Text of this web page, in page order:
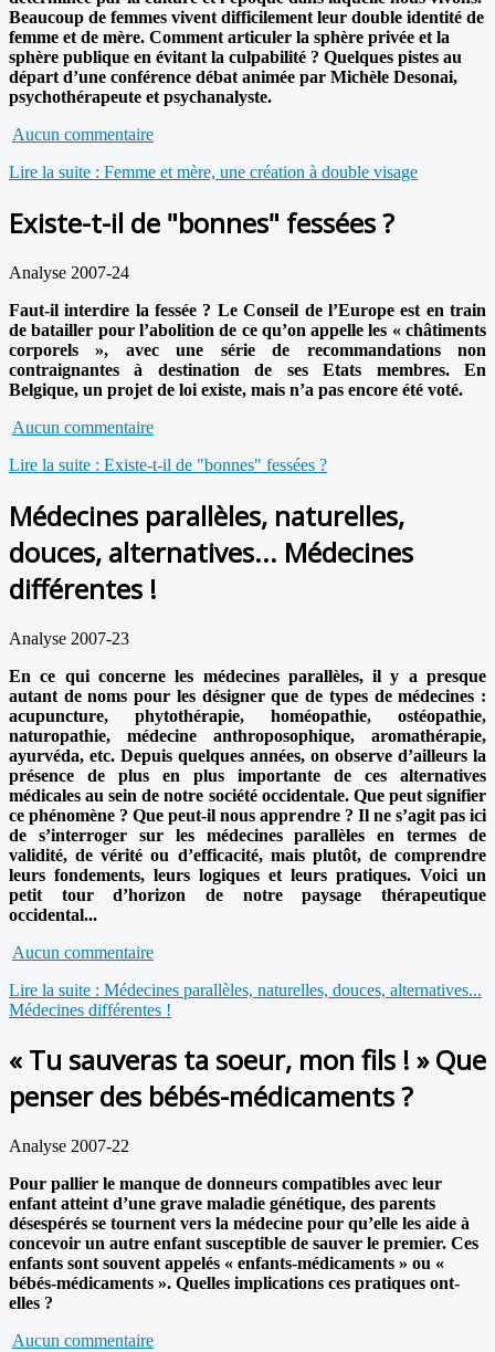
Beaucoup de femmes vivent difficilement leur double identité de
femme et de mère. Comment articuler la sphère privée et la
sphère publique en évitant la culpabilité ? Quelques pistes au
départ d’une conférence débat animée par Michèle Desonai,
psychothérapeute et psychanalyste.
Aucun commentaire
Lire la suite : Femme et mère, une création à double visage
Existe-t-il de "bonnes" fessées ?
Analyse 2007-24
Faut-il interdire la fessée ? Le Conseil de l’Europe est en train
de batailler pour l’abolition de ce qu’on appelle les « châtiments
corporels », avec une série de recommandations non
contraignantes à destination de ses Etats membres. En
Belgique, un projet de loi existe, mais n’a pas encore été voté.
Aucun commentaire
Lire la suite : Existe-t-il de "bonnes" fessées ?
Médecines parallèles, naturelles,
douces, alternatives... Médecines
différentes !
Analyse 2007-23
En ce qui concerne les médecines parallèles, il y a presque
autant de noms pour les désigner que de types de médecines :
acupuncture, phytothérapie, homéopathie, ostéopathie,
naturopathie, médecine anthroposophique, aromathérapie,
ayurvéda, etc. Depuis quelques années, on observe d’ailleurs la
présence de plus en plus importante de ces alternatives
médicales au sein de notre société occidentale. Que peut signifier
ce phénomène ? Que peut-il nous apprendre ? Il ne s’agit pas ici
de s’interroger sur les médecines parallèles en termes de
validité, de vérité ou d’efficacité, mais plutôt, de comprendre
leurs fondements, leurs logiques et leurs pratiques. Voici un
petit tour d’horizon de notre paysage thérapeutique
occidental...
Aucun commentaire
Lire la suite : Médecines parallèles, naturelles, douces, alternatives...
Médecines différentes !
« Tu sauveras ta soeur, mon fils ! » Que
penser des bébés-médicaments ?
Analyse 2007-22
Pour pallier le manque de donneurs compatibles avec leur
enfant atteint d’une grave maladie génétique, des parents
désespérés se tournent vers la médecine pour qu’elle les aide à
concevoir un autre enfant susceptible de sauver le premier. Ces
enfants sont souvent appelés « enfants-médicaments » ou «
bébés-médicaments ». Quelles implications ces pratiques ont-
elles ?
Aucun commentaire